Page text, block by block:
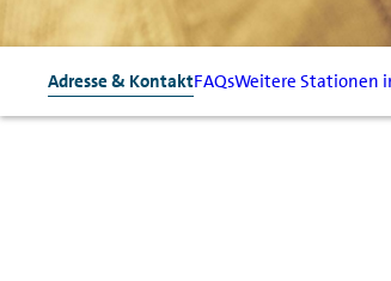
Adresse & KontaktFAQsWeitere Stationen